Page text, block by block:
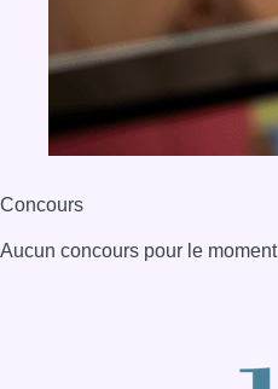
Concours
Aucun concours pour le moment